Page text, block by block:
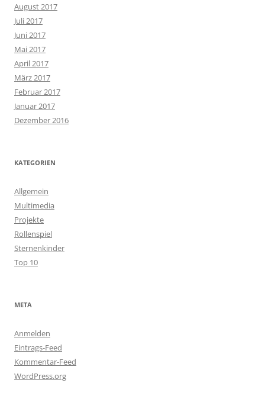
August 2017
Juli 2017
Juni 2017
Mai 2017
April 2017
März 2017
Februar 2017
Januar 2017
Dezember 2016
KATEGORIEN
Allgemein
Multimedia
Projekte
Rollenspiel
Sternenkinder
Top 10
META
Anmelden
Eintrags-Feed
Kommentar-Feed
WordPress.org